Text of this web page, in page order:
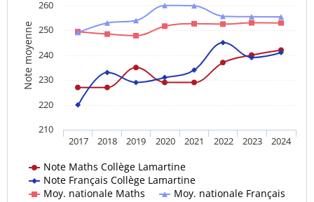
Note moyenne
Note Maths Collège Lamartine
Note Français Collège Lamartine
Moy. nationale Maths
Moy. nationale Français
2017 2018 2019 2020 2021 2022 2023 2024
210
220
230
240
250
260